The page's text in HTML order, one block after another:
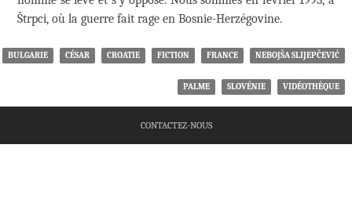
Štrpci, où la guerre fait rage en Bosnie-Herzégovine.
BULGARIE CÉSAR CROATIE FICTION FRANCE NEBOJŠA SLIJEPČEVIĆ
PALME SLOVÉNIE VIDÉOTHÈQUE
CONTACTEZ-NOUS